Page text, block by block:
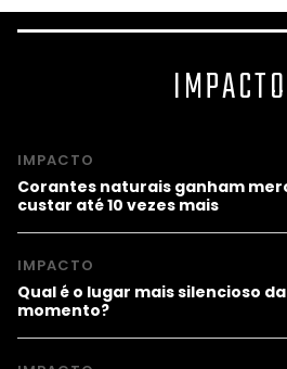
IMPACTO
IMPACTO
Corantes naturais ganham
custar até 10 vezes mais
IMPACTO
Qual é o lugar mais silencioso
momento?